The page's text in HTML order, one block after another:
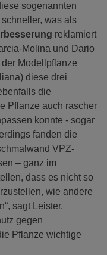
sogenannten
was als
reklamiert
Molina und Dario
der Modellpflanze
diese drei
die
Pflanze auch rascher
konnte - sogar
fanden die
VPZ-
– ganz im
dass es nicht so
wie andere
sagt Leister.
gegen
Pflanze wichtige